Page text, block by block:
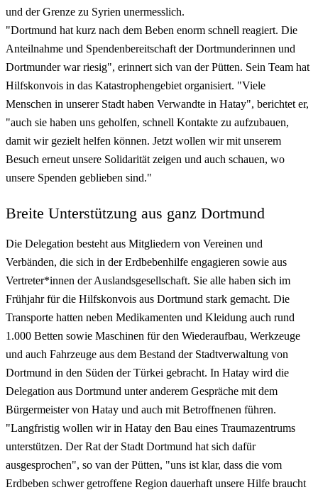
und der Grenze zu Syrien unermesslich.
"Dortmund hat kurz nach dem Beben enorm schnell reagiert. Die
Anteilnahme und Spendenbereitschaft der Dortmunderinnen und
Dortmunder war riesig", erinnert sich van der Pütten. Sein Team hat
Hilfskonvois in das Katastrophengebiet organisiert. "Viele
Menschen in unserer Stadt haben Verwandte in Hatay", berichtet er,
"auch sie haben uns geholfen, schnell Kontakte zu aufzubauen,
damit wir gezielt helfen können. Jetzt wollen wir mit unserem
Besuch erneut unsere Solidarität zeigen und auch schauen, wo
unsere Spenden geblieben sind."
Breite Unterstützung aus ganz Dortmund
Die Delegation besteht aus Mitgliedern von Vereinen und
Verbänden, die sich in der Erdbebenhilfe engagieren sowie aus
Vertreter*innen der Auslandsgesellschaft. Sie alle haben sich im
Frühjahr für die Hilfskonvois aus Dortmund stark gemacht. Die
Transporte hatten neben Medikamenten und Kleidung auch rund
1.000 Betten sowie Maschinen für den Wiederaufbau, Werkzeuge
und auch Fahrzeuge aus dem Bestand der Stadtverwaltung von
Dortmund in den Süden der Türkei gebracht. In Hatay wird die
Delegation aus Dortmund unter anderem Gespräche mit dem
Bürgermeister von Hatay und auch mit Betroffnenen führen.
"Langfristig wollen wir in Hatay den Bau eines Traumazentrums
unterstützen. Der Rat der Stadt Dortmund hat sich dafür
ausgesprochen", so van der Pütten, "uns ist klar, dass die vom
Erdbeben schwer getroffene Region dauerhaft unsere Hilfe braucht